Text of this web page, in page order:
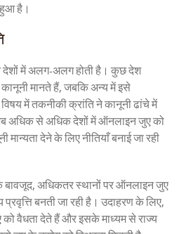
हुआ है।
देशों में अलग-अलग होती है। कुछ देश
मानते हैं, जबकि अन्य में इसे
में तकनीकी क्रांति ने कानूनी ढांचे में
अधिक से अधिक देशों में ऑनलाइन जुए को
देने के लिए नीतियाँ बनाई जा रही
बावजूद, अधिकतर स्थानों पर ऑनलाइन जुए
प्रवृत्ति बनती जा रही है। उदाहरण के लिए,
वैधता देते हैं और इसके माध्यम से राज्य